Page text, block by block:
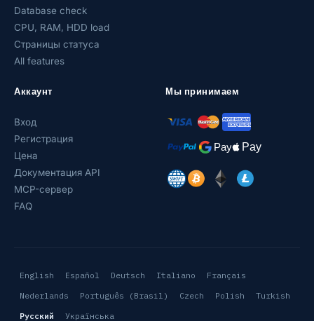
Database check
CPU, RAM, HDD load
Страницы статуса
All features
Аккаунт
Вход
Регистрация
Цена
Документация API
MCP-сервер
FAQ
Мы принимаем
English Español Deutsch Italiano
Français
Nederlands
Português (Brasil) Czech Polish
Turkish
Русский
Українська